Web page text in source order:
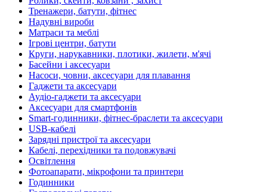
Тренажери, батути, фітнес
Надувні вироби
Матраси та меблі
Ігрові центри, батути
Круги, нарукавники, плотики, жилети, м'ячі
Басейни і аксесуари
Насоси, човни, аксесуари для плавання
Гаджети та аксесуари
Аудіо-гаджети та аксесуари
Аксесуари для смартфонів
Smart-годинники, фітнес-браслети та аксесуари
USB-кабелі
Зарядні пристрої та аксесуари
Кабелі, перехідники та подовжувачі
Освітлення
Фотоапарати, мікрофони та принтери
Годинники